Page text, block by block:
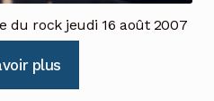
du rock jeudi 16 août 2007
plus